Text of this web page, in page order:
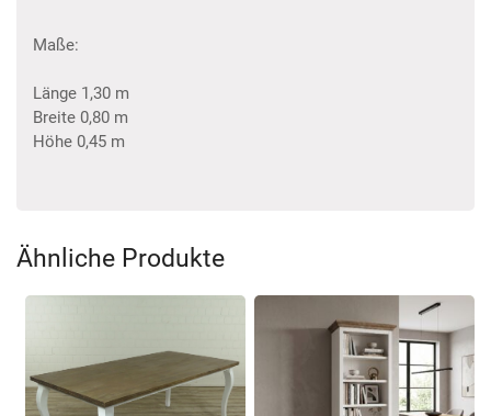
Maße:
Länge 1,30 m
Breite 0,80 m
Höhe 0,45 m
Ähnliche Produkte